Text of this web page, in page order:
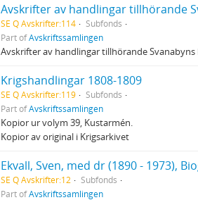
Avskrifter av handlingar tillhörande
SE Q Avskrifter:114
Subfonds
Part ofAvskriftssamlingen
Avskrifter av handlingar tillhörande
Krigshandlingar 1808-1809
SE Q Avskrifter:119
Subfonds
Part ofAvskriftssamlingen
Kopior ur volym 39, Kustarmén.
Kopior av original i Krigsarkivet
SE Q Avskrifter:12
Subfonds
Part ofAvskriftssamlingen